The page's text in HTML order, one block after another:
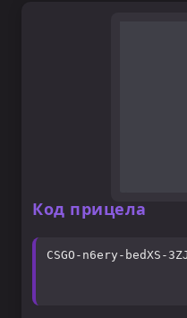
Код прицела
CSGO-n6ery-bedXS-